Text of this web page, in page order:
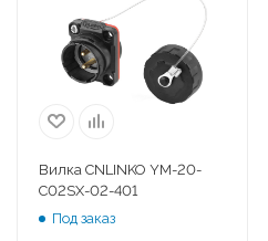
Вилка CNLINKO YM-20-
C02SX-02-401
Под заказ